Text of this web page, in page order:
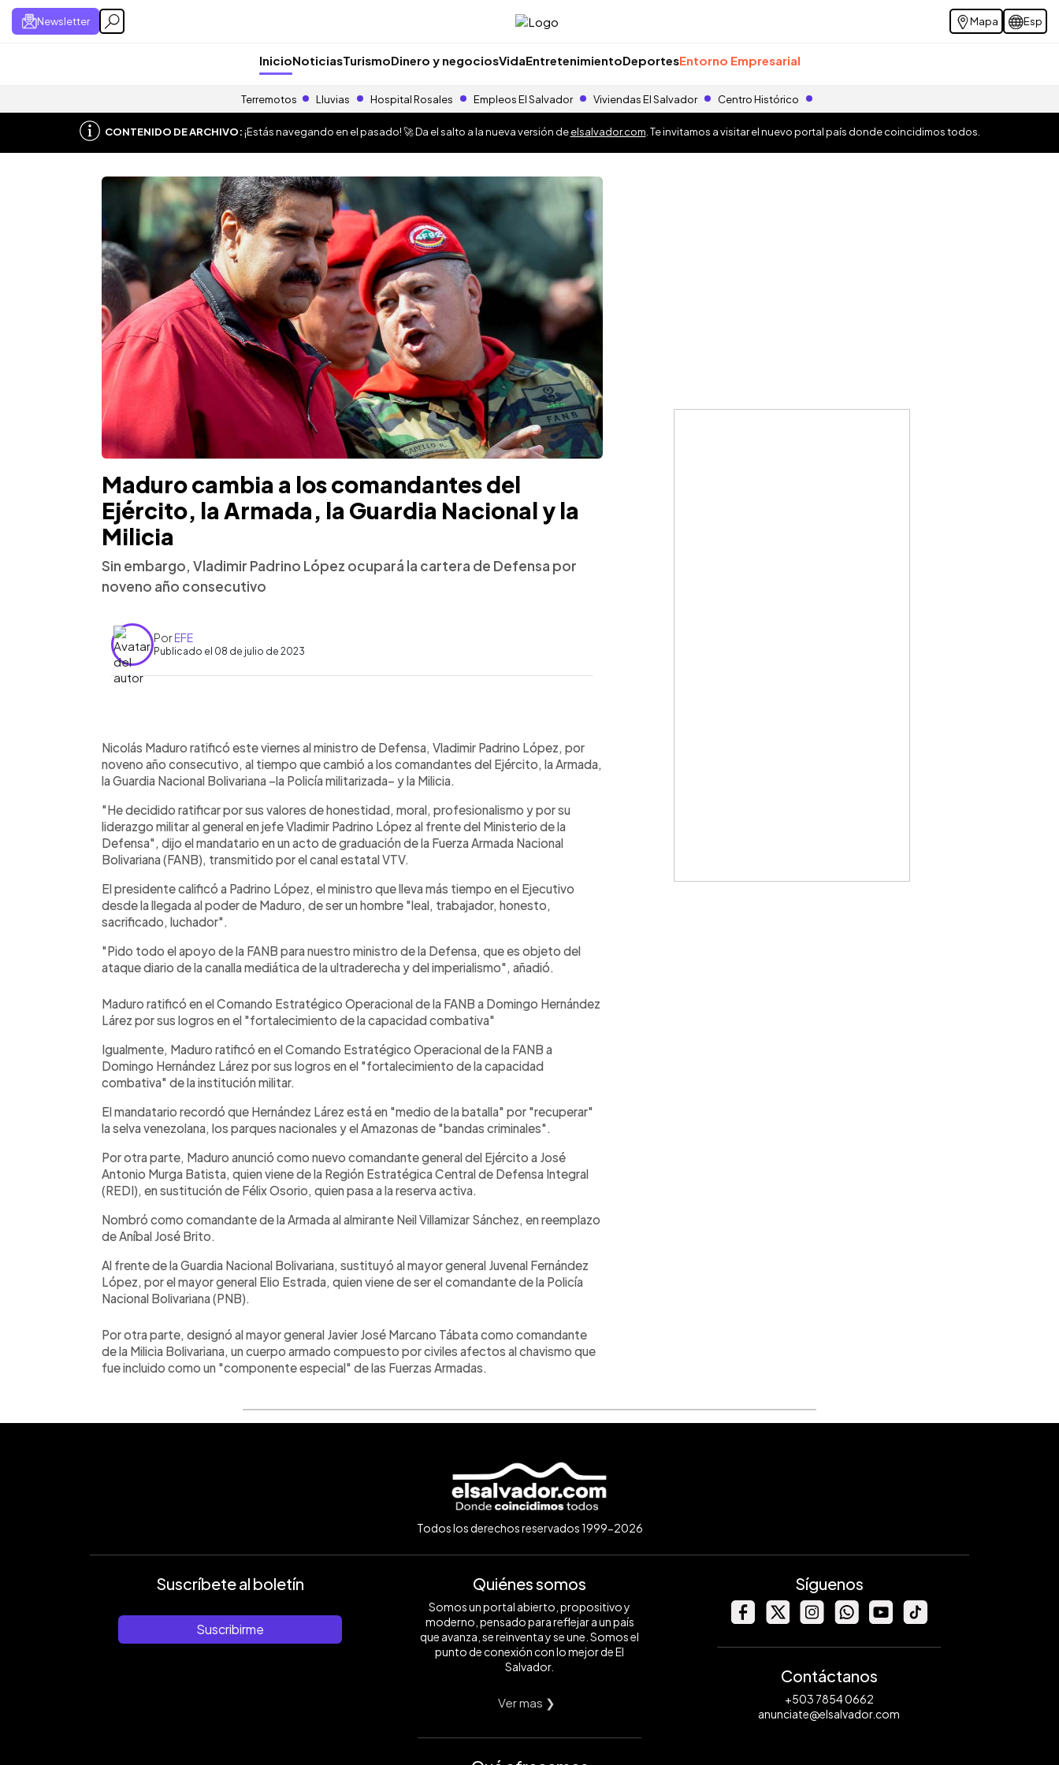
Newsletter Mapa Esp
InicioNoticiasTurismoDinero y negociosVidaEntretenimientoDeportesEntorno Empresarial
Terremotos Lluvias Hospital Rosales Empleos El Salvador Viviendas El Salvador Centro Histórico
CONTENIDO DE ARCHIVO:¡Estás navegando en el pasado! 🚀 Da el salto a la nueva versión deelsalvador.com . Te invitamos a visitar el nuevo portal país donde coincidimos todos.
Maduro cambia a los comandantes del
Ejército, la Armada, la Guardia Nacional y la
Milicia
Sin embargo, Vladimir Padrino López ocupará la cartera de Defensa por
noveno año consecutivo
PorEFE
Publicado el 08 de julio de 2023
► Escuchar artículo
Nicolás Maduro ratificó este viernes al ministro de Defensa, Vladimir Padrino López, por
noveno año consecutivo, al tiempo que cambió a los comandantes del Ejército, la Armada,
la Guardia Nacional Bolivariana –la Policía militarizada– y la Milicia.
"He decidido ratificar por sus valores de honestidad, moral, profesionalismo y por su
liderazgo militar al general en jefe Vladimir Padrino López al frente del Ministerio de la
Defensa", dijo el mandatario en un acto de graduación de la Fuerza Armada Nacional
Bolivariana (FANB), transmitido por el canal estatal VTV.
El presidente calificó a Padrino López, el ministro que lleva más tiempo en el Ejecutivo
desde la llegada al poder de Maduro, de ser un hombre "leal, trabajador, honesto,
sacrificado, luchador".
"Pido todo el apoyo de la FANB para nuestro ministro de la Defensa, que es objeto del
ataque diario de la canalla mediática de la ultraderecha y del imperialismo", añadió.
Maduro ratificó en el Comando Estratégico Operacional de la FANB a Domingo Hernández
Lárez por sus logros en el "fortalecimiento de la capacidad combativa"
Igualmente, Maduro ratificó en el Comando Estratégico Operacional de la FANB a
Domingo Hernández Lárez por sus logros en el "fortalecimiento de la capacidad
combativa" de la institución militar.
El mandatario recordó que Hernández Lárez está en "medio de la batalla" por "recuperar"
la selva venezolana, los parques nacionales y el Amazonas de "bandas criminales".
Por otra parte, Maduro anunció como nuevo comandante general del Ejército a José
Antonio Murga Batista, quien viene de la Región Estratégica Central de Defensa Integral
(REDI), en sustitución de Félix Osorio, quien pasa a la reserva activa.
Nombró como comandante de la Armada al almirante Neil Villamizar Sánchez, en reemplazo
de Aníbal José Brito.
Al frente de la Guardia Nacional Bolivariana, sustituyó al mayor general Juvenal Fernández
López, por el mayor general Elio Estrada, quien viene de ser el comandante de la Policía
Nacional Bolivariana (PNB).
Por otra parte, designó al mayor general Javier José Marcano Tábata como comandante
de la Milicia Bolivariana, un cuerpo armado compuesto por civiles afectos al chavismo que
fue incluido como un "componente especial" de las Fuerzas Armadas.
Todos los derechos reservados 1999-2026
Suscríbete al boletín
Suscribirme
Quiénes somos
Somos un portal abierto, propositivo y
moderno, pensado para reflejar a un país
que avanza, se reinventa y se une. Somos el
punto de conexión con lo mejor de El
Salvador.
Ver mas ❯
Síguenos
Contáctanos
+503 7854 0662
anunciate@elsalvador.com